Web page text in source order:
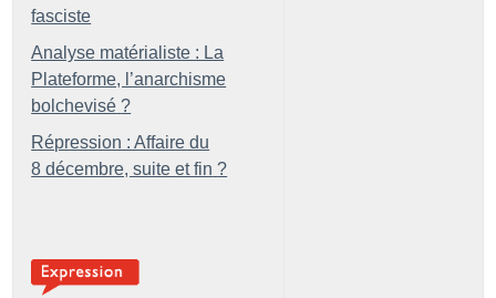
fasciste
Analyse matérialiste : La
Plateforme, l’anarchisme
bolchevisé ?
Répression : Affaire du
8 décembre, suite et fin ?